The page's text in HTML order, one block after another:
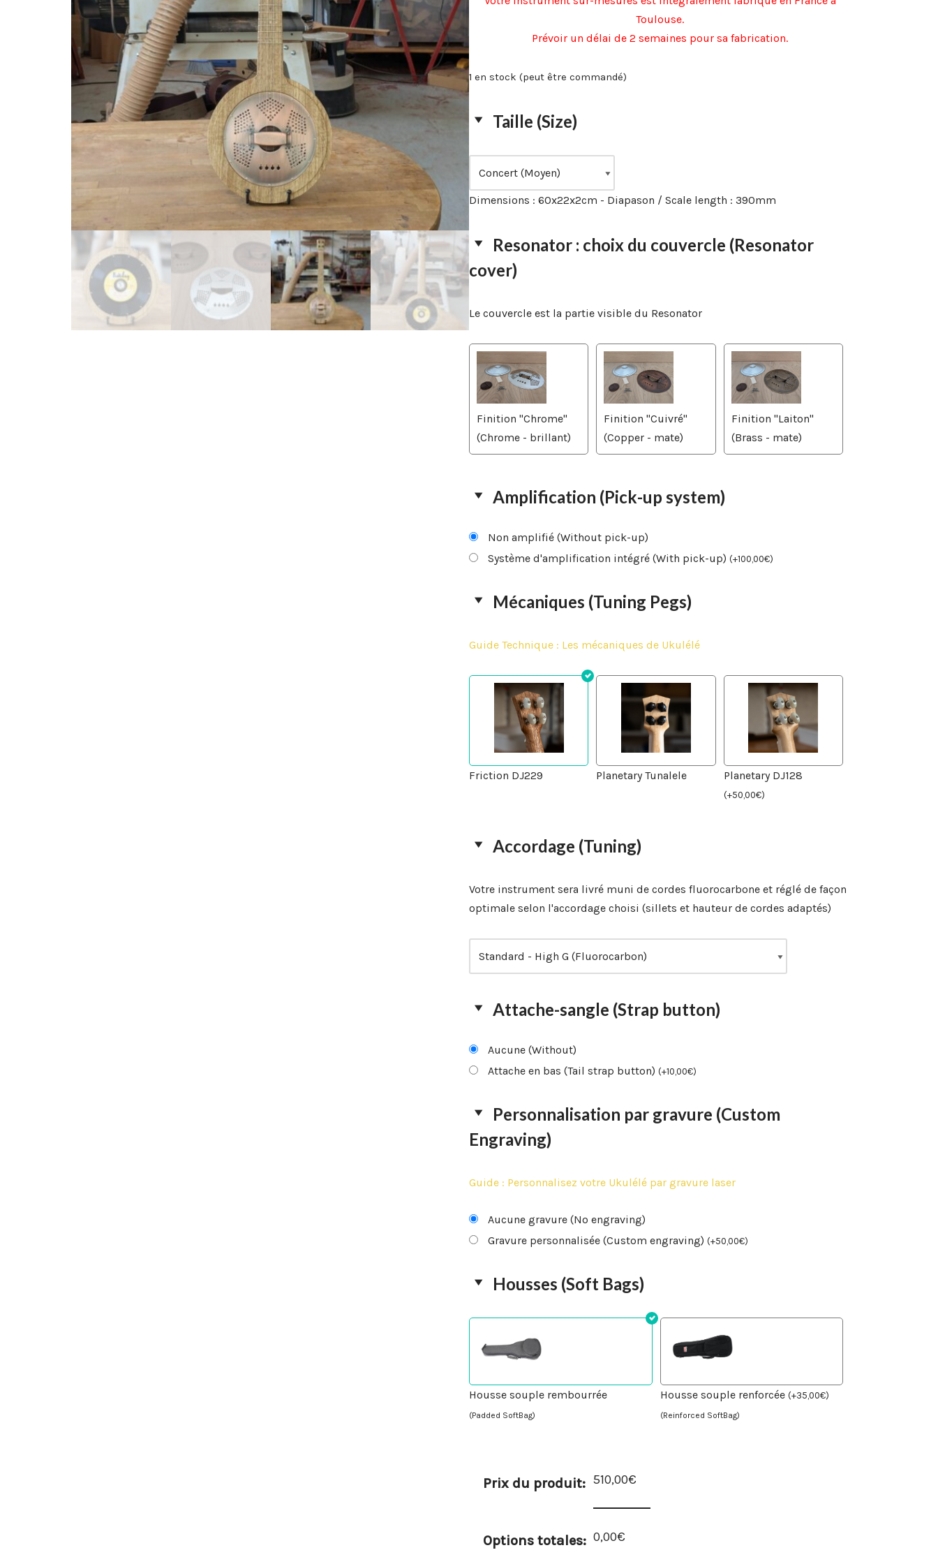
Toulouse.
Prévoir un délai de 2 semaines pour sa fabrication.
1 en stock (peut être commandé)
Taille (Size)
Dimensions : 60x22x2cm - Diapason / Scale length : 390mm
Resonator : choix du couvercle (Resonator
cover)
Le couvercle est la partie visible du Resonator
Finition "Chrome"
(Chrome - brillant)
Finition "Cuivré"
(Copper - mate)
Finition "Laiton"
(Brass - mate)
Amplification (Pick-up system)
Non amplifié (Without pick-up)
Système d'amplification intégré (With pick-up) (+100,00€)
Mécaniques (Tuning Pegs)
Guide Technique : Les mécaniques de Ukulélé
Friction DJ229 Planetary Tunalele Planetary DJ128
(+50,00€)
Accordage (Tuning)
Votre instrument sera livré muni de cordes fluorocarbone et réglé de façon
optimale selon l'accordage choisi (sillets et hauteur de cordes adaptés)
Attache-sangle (Strap button)
Aucune (Without)
Attache en bas (Tail strap button) (+10,00€)
Personnalisation par gravure (Custom
Engraving)
Guide : Personnalisez votre Ukulélé par gravure laser
Aucune gravure (No engraving)
Gravure personnalisée (Custom engraving) (+50,00€)
Housses (Soft Bags)
Housse souple rembourrée
(Padded SoftBag)
Housse souple renforcée (+35,00€)
(Reinforced SoftBag)
Prix du produit: 510,00€
Options totales: 0,00€